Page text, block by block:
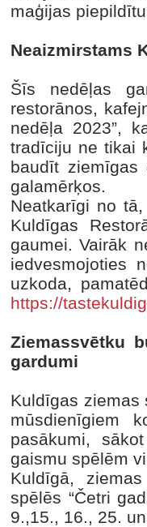
maģijas
Neaizmirstams
Šīs nedēļas
restorānos,
nedēļa 2023”,
tradīciju ne tikai
baudīt ziemīgas
galamērķos.
Neatkarīgi no
Kuldīgas
gaumei. Vairāk
iedvesmojoties
uzkoda,
https://
Ziemassvētku
gardumi
Kuldīgas ziemas
mūsdienīgiem
pasākumi,
gaismu spēlēm
Kuldīgā,
spēlēs “Četri
9.,15., 16., 25.